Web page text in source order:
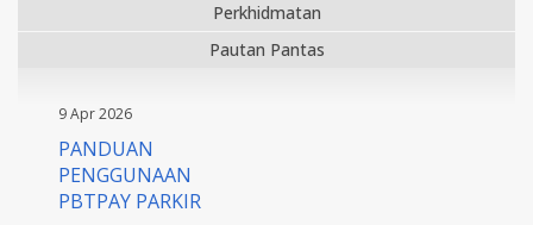
Perkhidmatan
Pautan Pantas
9 Apr 2026
PANDUAN
PENGGUNAAN
PBTPAY PARKIR